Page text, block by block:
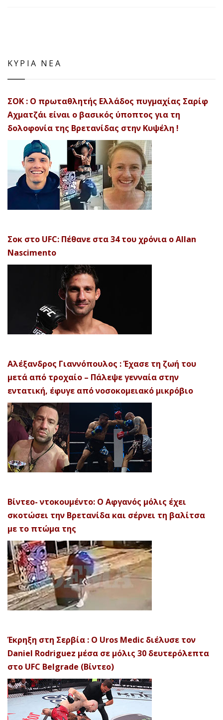
ΚΥΡΙΑ ΝΕΑ
ΣΟΚ : Ο πρωταθλητής Ελλάδος πυγμαχίας Σαρίφ
Αχματζάι είναι ο βασικός ύποπτος για τη
δολοφονία της Βρετανίδας στην Κυψέλη !
Σοκ στο UFC: Πέθανε στα 34 του χρόνια ο Allan
Nascimento
Αλέξανδρος Γιαννόπουλος : Έχασε τη ζωή του
μετά από τροχαίο – Πάλεψε γενναία στην
εντατική, έφυγε από νοσοκομειακό μικρόβιο
Βίντεο- ντοκουμέντο: Ο Αφγανός μόλις έχει
σκοτώσει την Βρετανίδα και σέρνει τη βαλίτσα
με το πτώμα της
Έκρηξη στη Σερβία : Ο Uros Medic διέλυσε τον
Daniel Rodriguez μέσα σε μόλις 30 δευτερόλεπτα
στο UFC Belgrade (Βίντεο)